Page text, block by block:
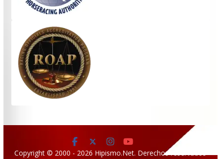
Copyright © 2000 - 2026 Hipismo.Net. Derechos reservados